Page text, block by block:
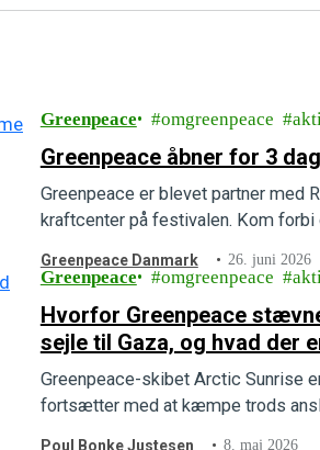
Greenpeace omgreenpeace
Greenpeace åbner for 3
Greenpeace er blevet partner med
kraftcenter på festivalen. Kom
Greenpeace Danmark 26. juni 2026
Greenpeace omgreenpeace
Hvorfor Greenpeace stævnede ud med
sejle til Gaza, og hvad der
Greenpeace-skibet Arctic Sunrise
fortsætter med at kæmpe trods
Poul Bonke Justesen 8. maj 2026